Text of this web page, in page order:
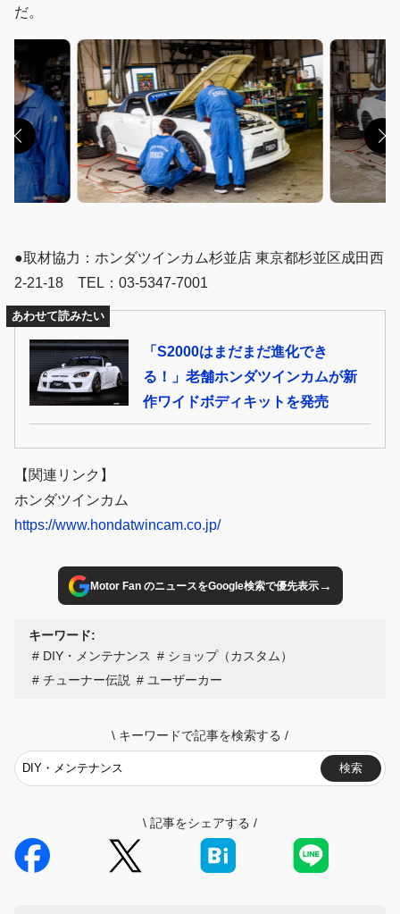
だ。
●取材協力：ホンダツインカム杉並店 東京都杉並区成田西
2-21-18 TEL：03-5347-7001
あわせて読みたい
「S2000はまだまだ進化でき
る！」老舗ホンダツインカムが新
作ワイドボディキットを発売
【関連リンク】
ホンダツインカム
https://www.hondatwincam.co.jp/
Motor Fan のニュースをGoogle検索で優先表示→
キーワード:
DIY・メンテナンス
ショップ（カスタム）
チューナー伝説
ユーザーカー
\ キーワードで記事を検索する /
検索
\ 記事をシェアする /